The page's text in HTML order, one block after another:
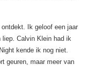
Ik geloof een jaar
liep. Calvin Klein had ik
kende ik nog niet.
geuren, maar meer van